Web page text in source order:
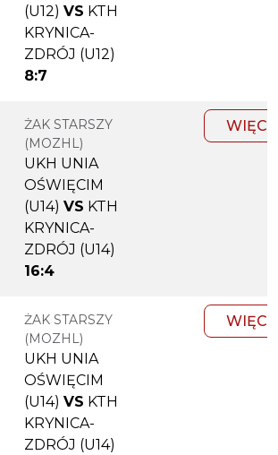
(U12) VS KTH
KRYNICA-
ZDRÓJ (U12)
8:7
ŻAK STARSZY
(MOZHL)
UKH UNIA
OŚWIĘCIM
(U14) VS KTH
KRYNICA-
ZDRÓJ (U14)
16:4
ŻAK STARSZY
(MOZHL)
UKH UNIA
OŚWIĘCIM
(U14) VS KTH
KRYNICA-
ZDRÓJ (U14)